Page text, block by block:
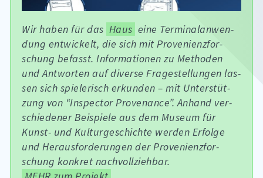
Wir ha­ben für das Haus eine Ter­mi­nal­an­wen­
dung ent­wi­ckelt, die sich mit Pro­ve­ni­en­z­for­
schung be­fasst. In­for­ma­tio­nen zu Me­tho­den
und Ant­wor­ten auf di­ver­se Fra­ge­stel­lun­gen las­
sen sich spie­le­risch er­kun­den – mit Un­ter­stüt­
zung von “In­spec­tor Pro­ven­an­ce”. An­hand ver­
schie­de­ner Bei­spie­le aus dem Mu­se­um für
Kunst- und Kul­tur­ge­schich­te wer­den Er­fol­ge
und Her­aus­for­de­run­gen der Pro­ve­ni­en­z­for­
schung kon­kret nach­voll­zieh­bar.